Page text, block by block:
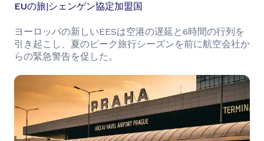
EUの旅|シェンゲン協定加盟国
ヨーロッパの新しいEESは空港の遅延と6時間の行列を
引き起こし、夏のピーク旅行シーズンを前に航空会社か
らの緊急警告を促した。